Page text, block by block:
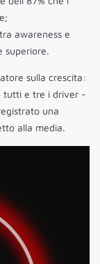
awareness e
superiore.
sulla crescita:
tutti e tre i driver -
una
alla media.